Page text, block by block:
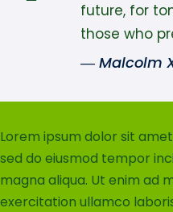
future, for
those who
― Malcolm
Lorem ipsum dolor sit
sed do eiusmod tempor
magna aliqua. Ut enim ad
exercitation ullamco